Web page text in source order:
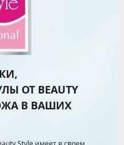
ОТ BEAUTY
В ВАШИХ